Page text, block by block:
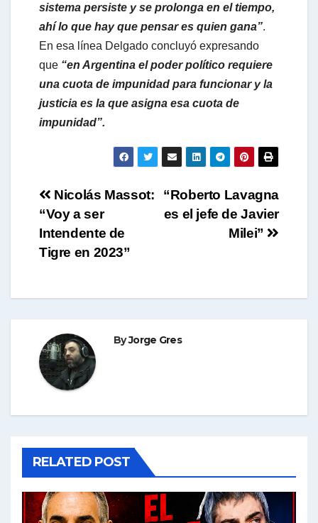
sistema persiste y se prolonga en el tiempo,
ahí lo que hay que pensar es quien gana”.
En esa línea Delgado concluyó expresando
que “en Argentina el poder político requiere
una cuota de impunidad para funcionar y la
justicia es la que asigna esa cuota de
impunidad”.
Navegación
de
entradas
“Roberto Lavagna
es el jefe de Javier
Milei”
Nicolás Massot:
“Voy a ser
Intendente de
Tigre en 2023”
ByJorge Gres
RELATED POST